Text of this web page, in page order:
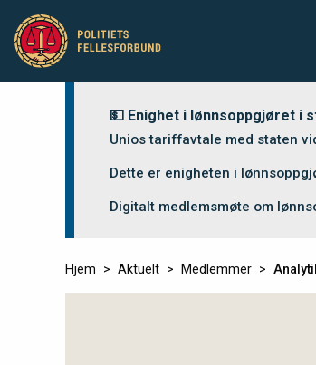
💵 Enighet i lønnsoppgjøret i
Unios tariffavtale med staten
Dette er enigheten i
Digitalt medlemsmøte om
Hjem Aktuelt Medlemmer